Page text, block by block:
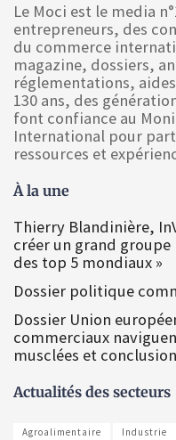
Le Moci est le media
entrepreneurs, des
du commerce
magazine, dossiers,
réglementations,
130 ans, des
font confiance au
International pour
ressources et
À la une
Thierry Blandinière,
créer un grand
des top 5 mondiaux »
Dossier politique
Dossier Union
commerciaux
musclées et
Actualités des secteurs
Agroalimentaire Industrie